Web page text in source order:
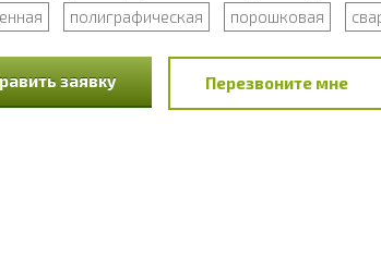
полиграфическая порошковая
заявку Перезвоните мне